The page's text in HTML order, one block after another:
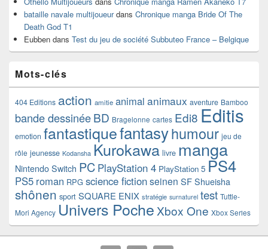
bataille navale multijoueurdans Chronique manga Bride Of The
Death God T1
Eubben dans Test du jeu de société Subbuteo France – Belgique
Mots-clés
404 Editions action amitie animal animaux aventure Bamboo
bande dessinéeBD Bragelonne cartes Edi8 Editis
emotion fantastiquefantasyhumour jeu de
rôle jeunesse Kodansha Kurokawa livre manga
Nintendo Switch PC PlayStation 4 PlayStation 5 PS4
PS5 roman RPG science fictionseinen SF Shueisha
shônen sport SQUARE ENIX stratégie surnaturel test Tuttle-
Mori Agency Univers Poche Xbox One Xbox Series